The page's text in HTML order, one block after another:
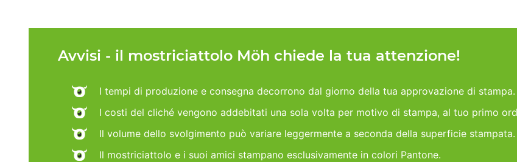
Avvisi - il mostriciattolo Möh chiede la tua attenzione!
I tempi di produzione e consegna decorrono dal giorno della tua approvazione di stampa.
I costi del cliché vengono addebitati una sola volta per motivo di stampa, al tuo primo
Il volume dello svolgimento può variare leggermente a seconda della superficie stampata.
Il mostriciattolo e i suoi amici stampano esclusivamente in colori Pantone.